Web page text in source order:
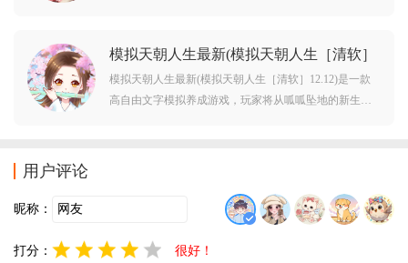
暗流，还同时吸引了三位性格迥异的优质男主，开启了
一场充满反转与甜蜜的都市爱恋。
模拟天朝人生最新(模拟天朝人生［清软］
12.12)v清软 无限鲜花
模拟天朝人生最新(模拟天朝人生［清软］12.12)是一款
高自由文字模拟养成游戏，玩家将从呱呱坠地的新生儿
用户评论
昵称：
打分： 很好！